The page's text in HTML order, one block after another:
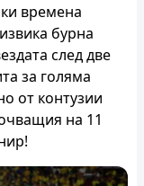
времена
бурна
след две
за голяма
от контузии
на 11